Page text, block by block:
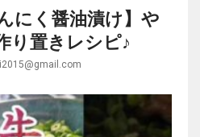
にく醤油漬け】や
り置きレシピ♪